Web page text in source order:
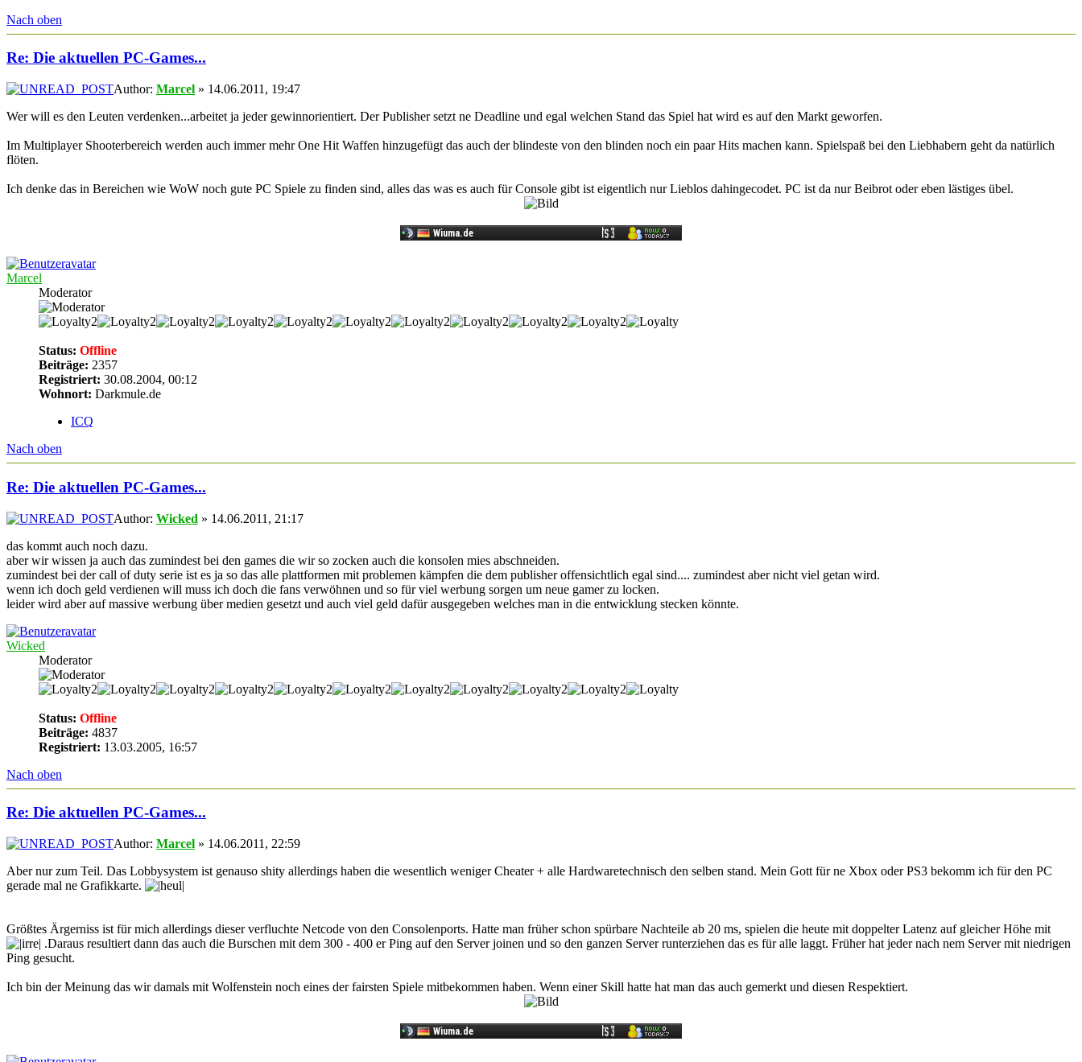
Nach oben
Re: Die aktuellen PC-Games...
Author: Marcel » 14.06.2011, 19:47
Wer will es den Leuten verdenken...arbeitet ja jeder gewinnorientiert. Der Publisher setzt ne Deadline und egal welchen Stand das Spiel hat wird es auf den Markt geworfen.
Im Multiplayer Shooterbereich werden auch immer mehr One Hit Waffen hinzugefügt das auch der blindeste von den blinden noch ein paar Hits machen kann. Spielspaß bei den Liebhabern geht da natürlich
flöten.
Ich denke das in Bereichen wie WoW noch gute PC Spiele zu finden sind, alles das was es auch für Console gibt ist eigentlich nur Lieblos dahingecodet. PC ist da nur Beibrot oder eben lästiges übel.
Marcel
Moderator
Status: Offline
Beiträge: 2357
Registriert: 30.08.2004, 00:12
Wohnort: Darkmule.de
ICQ
Nach oben
Re: Die aktuellen PC-Games...
Author: Wicked » 14.06.2011, 21:17
das kommt auch noch dazu.
aber wir wissen ja auch das zumindest bei den games die wir so zocken auch die konsolen mies abschneiden.
zumindest bei der call of duty serie ist es ja so das alle plattformen mit problemen kämpfen die dem publisher offensichtlich egal sind.... zumindest aber nicht viel getan wird.
wenn ich doch geld verdienen will muss ich doch die fans verwöhnen und so für viel werbung sorgen um neue gamer zu locken.
leider wird aber auf massive werbung über medien gesetzt und auch viel geld dafür ausgegeben welches man in die entwicklung stecken könnte.
Wicked
Moderator
Status: Offline
Beiträge: 4837
Registriert: 13.03.2005, 16:57
Nach oben
Re: Die aktuellen PC-Games...
Author: Marcel » 14.06.2011, 22:59
Aber nur zum Teil. Das Lobbysystem ist genauso shity allerdings haben die wesentlich weniger Cheater + alle Hardwaretechnisch den selben stand. Mein Gott für ne Xbox oder PS3 bekomm ich für den PC
gerade mal ne Grafikkarte.
Größtes Ärgerniss ist für mich allerdings dieser verfluchte Netcode von den Consolenports. Hatte man früher schon spürbare Nachteile ab 20 ms, spielen die heute mit doppelter Latenz auf gleicher Höhe mit
.Daraus resultiert dann das auch die Burschen mit dem 300 - 400 er Ping auf den Server joinen und so den ganzen Server runterziehen das es für alle laggt. Früher hat jeder nach nem Server mit niedrigen
Ping gesucht.
Ich bin der Meinung das wir damals mit Wolfenstein noch eines der fairsten Spiele mitbekommen haben. Wenn einer Skill hatte hat man das auch gemerkt und diesen Respektiert.